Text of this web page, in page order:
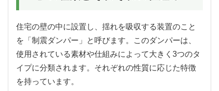
住宅の壁の中に設置し、揺れを吸収する装置のこと
を「制震ダンパー」と呼びます。このダンパーは、
使用されている素材や仕組みによって大きく3つのタ
イプに分類されます。それぞれの性質に応じた特徴
を持っています。